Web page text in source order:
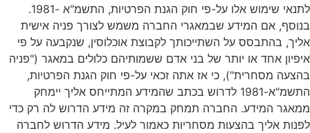
לתנאי שימוש אלו על-פי חוק הגנת הפרטיות, התשמ"א -1981.
בנוסף, אם המידע שבמאגרי החברה משמש לצורך פניה אישית
אליך, בהתבסס על השתייכותך לקבוצת אוכלוסין, שנקבעה על פי
איפיון אחד או יותר של בני אדם ששמותיהם כלולים במאגר ("פניה
בהצעה מסחרית"), כי אז אתה זכאי על-פי חוק הגנת הפרטיות,
התשמ"א-1981 לדרוש בכתב שהמידע המתייחס אליך יימחק
ממאגר המידע. החברה תמחק במקרה זה מידע הדרוש לה רק כדי
לפנות אליך בהצעות מסחריות כאמור לעיל. מידע הדרוש לחברה